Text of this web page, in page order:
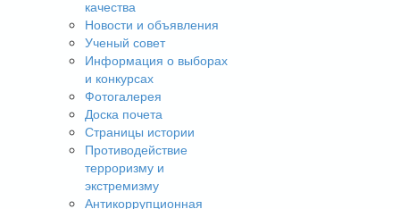
качества
Новости и объявления
Ученый совет
Информация о выборах
и конкурсах
Фотогалерея
Доска почета
Страницы истории
Противодействие
терроризму и
экстремизму
Антикоррупционная